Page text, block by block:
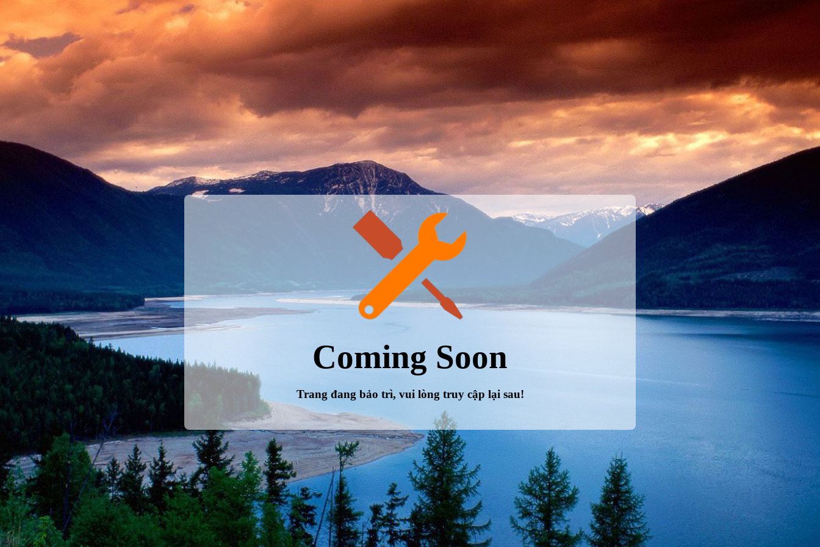
Coming Soon
Trang đang bảo trì, vui lòng truy cập lại sau!